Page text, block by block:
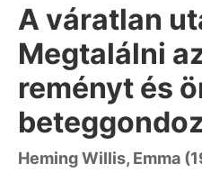
A váratlan
Megtalálni
reményt és
Heming Willis, Emma